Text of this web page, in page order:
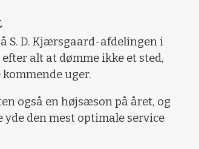
S. D. Kjærsgaard-afdelingen i
alt at dømme ikke et sted,
uger.
også en højsæson på året, og
den mest optimale service